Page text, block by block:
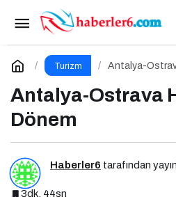
Turizm Antalya-
Antalya-Ostrava
Dönem
Haberler6 tarafından
3dk, 44sn
Bayram Hareketliliği
Tetikledi
Yorum Yap